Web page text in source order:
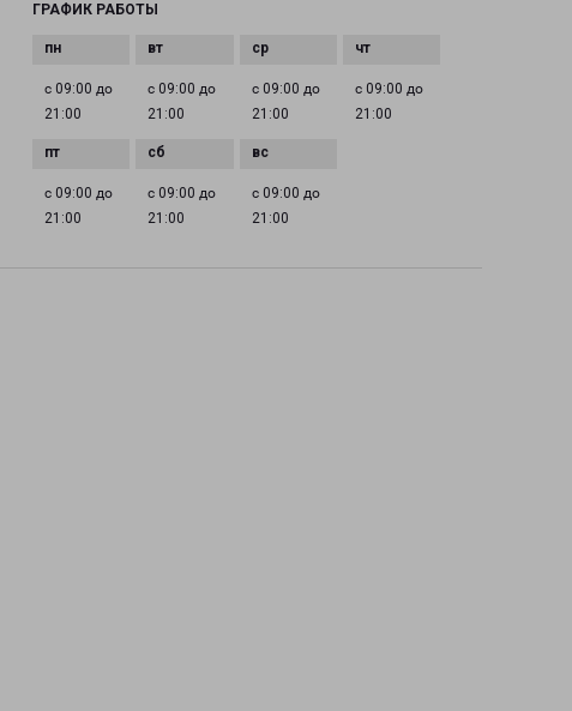
ГРАФИК РАБОТЫ
с 09:00 до
21:00
с 09:00 до
21:00
с 09:00 до
21:00
с 09:00 до
21:00
с 09:00 до
21:00
с 09:00 до
21:00
с 09:00 до
21:00